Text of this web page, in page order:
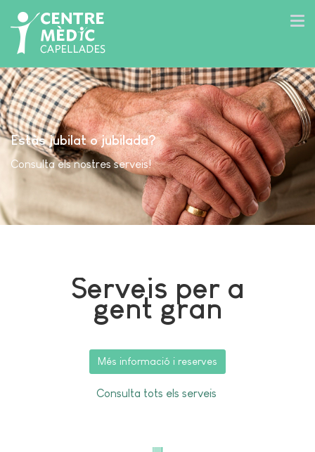
Estàs jubilat o jubilada?
Consulta els nostres serveis!
Serveis per a
gent gran
Més informació i reserves
Consulta tots els serveis